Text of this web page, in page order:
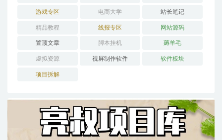
游戏专区 电商大学 站长笔记
精品教程 线报专区 网站源码
置顶文章 脚本挂机 薅羊毛
虚拟资源 视屏制作软件 软件板块
项目拆解